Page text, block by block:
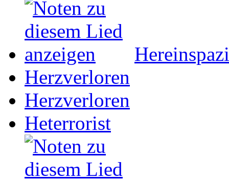
Herzverloren
Herzverloren
Heterrorist